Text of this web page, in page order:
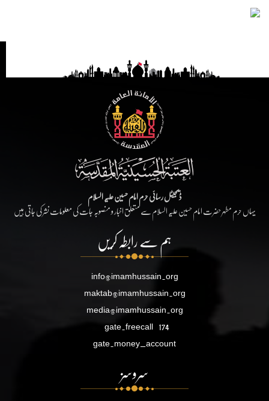
ڈیجیٹل رسائی حرم امام حسین علیہ السلام
یہاں حرم مطہر حضرت امام حسین علیہ السلام سے متعلق اخبار و منصوبہ جات کی معلومات نشر کی جاتی ہیں
ہم سے رابطہ کریں
info@imamhussain.org
maktab@imamhussain.org
media@imamhussain.org
gate.freecall 174
gate.money_account
سروسز